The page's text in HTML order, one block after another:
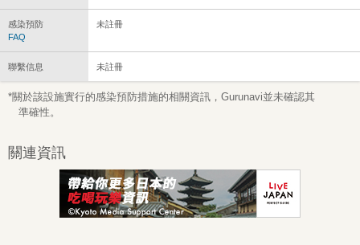
感染預防
FAQ
未註冊
聯繫信息 未註冊
*關於該設施實行的感染預防措施的相關資訊，Gurunavi並未確認其
準確性。
關連資訊